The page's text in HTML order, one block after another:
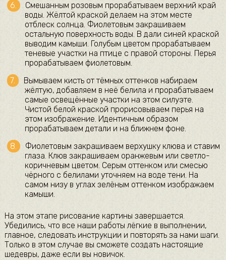
Смешанным розовым прорабатываем верхний край
воды. Жёлтой краской делаем на этом месте
отблеск солнца. Фиолетовым закрашиваем
остальную поверхность воды. В дали синей краской
выводим камыши. Голубым цветом прорабатываем
теневые участки на птице с правой стороны. Перья
прорабатываем фиолетовым.
Вымываем кисть от тёмных оттенков набираем
жёлтую, добавляем в неё белила и прорабатываем
самые освещённые участки на этом силуэте.
Чистой белой краской прорисовываем перья на
этом изображение. Идентичным образом
прорабатываем детали и на ближнем фоне.
Фиолетовым закрашиваем верхушку клюва и ставим
глаза. Клюв закрашиваем оранжевым или светло-
коричневым цветом. Серым оттенком или смесью
чёрного с белилами уточняем на воде тени. На
самом низу в углах зелёным оттенком изображаем
камыши.
На этом этапе рисование картины завершается.
Убедились, что все наши работы лёгкие в выполнении,
главное, следовать инструкции и повторять за нами шаги.
Только в этом случае вы сможете создать настоящие
шедевры, даже если вы новичок.